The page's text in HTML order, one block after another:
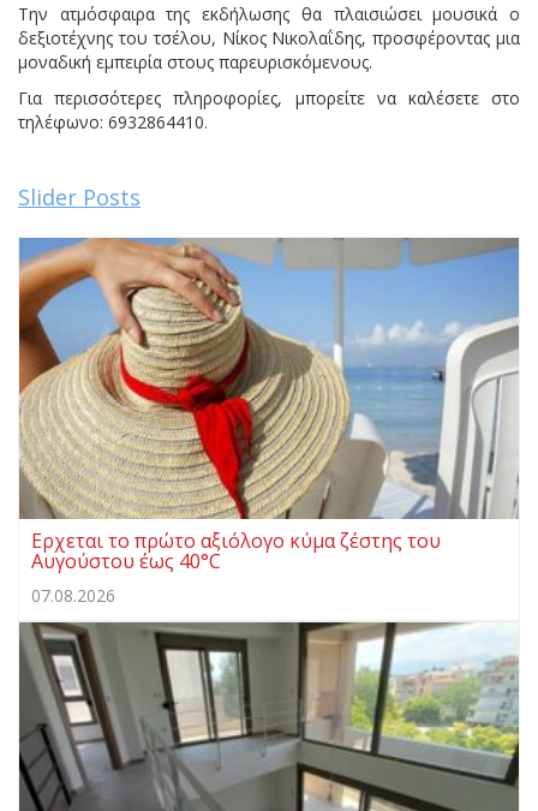
Την ατμόσφαιρα της εκδήλωσης θα πλαισιώσει μουσικά ο
δεξιοτέχνης του τσέλου, Νίκος Νικολαΐδης, προσφέροντας μια
μοναδική εμπειρία στους παρευρισκόμενους.
Για περισσότερες πληροφορίες, μπορείτε να καλέσετε στο
τηλέφωνο: 6932864410.
Slider Posts
Ερχεται το πρώτο αξιόλογο κύμα ζέστης του
Αυγούστου έως 40°C
07.08.2026